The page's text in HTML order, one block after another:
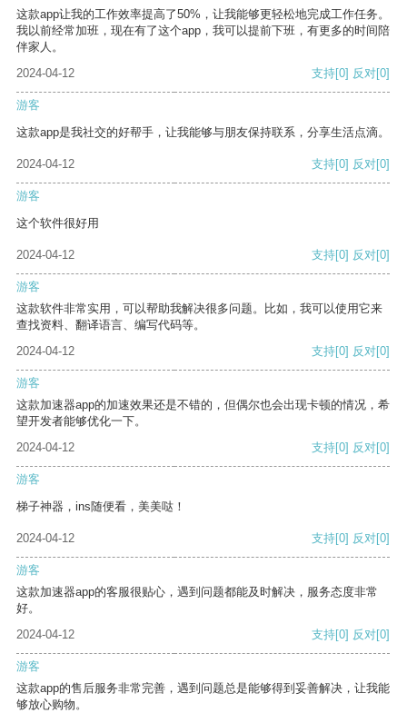
这款app让我的工作效率提高了50%，让我能够更轻松地完成工作任务。
我以前经常加班，现在有了这个app，我可以提前下班，有更多的时间陪
伴家人。
2024-04-12
支持[0] 反对[0]
游客
这款app是我社交的好帮手，让我能够与朋友保持联系，分享生活点滴。
2024-04-12 支持[0] 反对[0]
游客
这个软件很好用
2024-04-12 支持[0] 反对[0]
游客
这款软件非常实用，可以帮助我解决很多问题。比如，我可以使用它来
查找资料、翻译语言、编写代码等。
2024-04-12
支持[0] 反对[0]
游客
这款加速器app的加速效果还是不错的，但偶尔也会出现卡顿的情况，希
望开发者能够优化一下。
2024-04-12
支持[0] 反对[0]
游客
梯子神器，ins随便看，美美哒！
2024-04-12 支持[0] 反对[0]
游客
这款加速器app的客服很贴心，遇到问题都能及时解决，服务态度非常
好。
2024-04-12
支持[0] 反对[0]
游客
这款app的售后服务非常完善，遇到问题总是能够得到妥善解决，让我能
够放心购物。